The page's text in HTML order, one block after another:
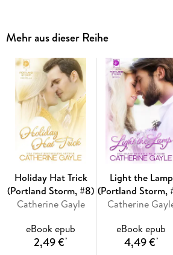
managed to keep her distance and
exception. Something about the
With an instant and mutual attraction,
explore the boundaries of their
struggles with his recovery, Jessica
handle all that's been thrown his way.
the best of him, or can Nicky pull off
lifetime?
The Portland Storm hockey romance
1) Breakaway
2) On the Fly
Mehr aus dieser Reihe
Holiday Hat Trick
(Portland Storm, #8)
Catherine Gayle
eBook epub
2,49 €*
Light the Lamp
(Portland Storm,
Catherine
eBook epub
4,49 €*